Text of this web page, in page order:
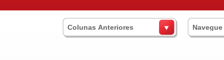
Colunas Anteriores